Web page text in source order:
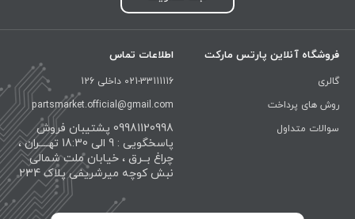
فروشگاه آنلاین پارتس مارکت
گالری
روش های پرداخت
سوالات متداول
اطلاعات تماس
021-33111116 داخلی 126
partsmarket.official@gmail.com
09981120998 پشتیبان فروش
پاسخگویی : 9 الی 18:30 تهــــران ،
چراغ بــرق ، خیابان ملت شمالی
نبش کوچه میرشریفی پلاک 234